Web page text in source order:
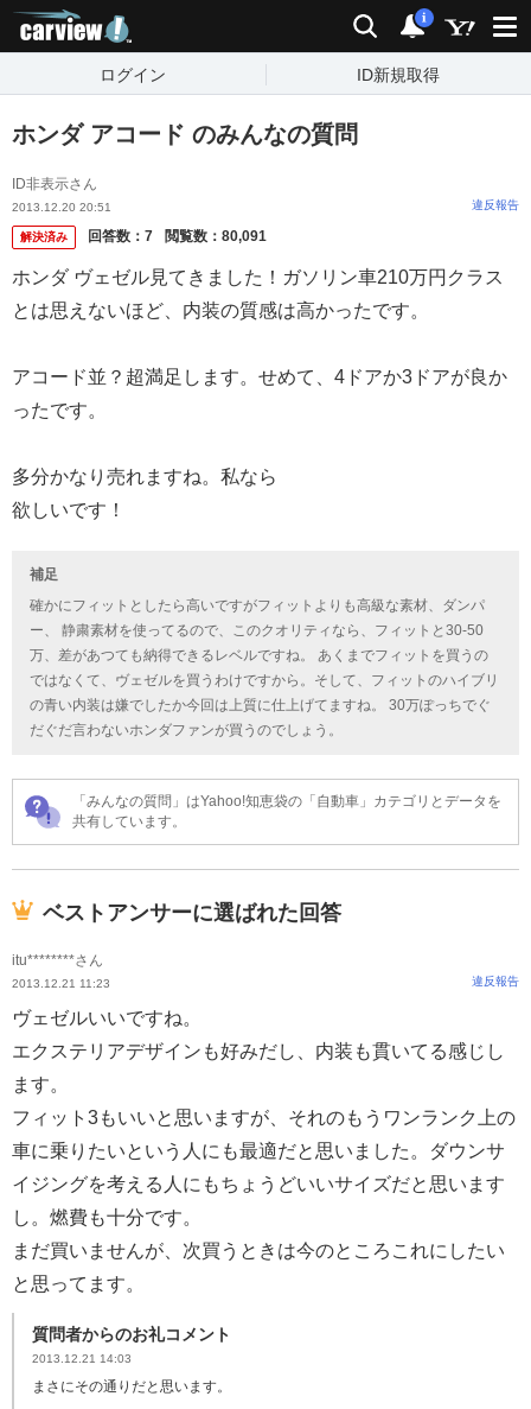
検索 通知
i
ログイン ID新規取得
ホンダ アコード のみんなの質問
ID非表示さん
2013.12.20 20:51 違反報告
解決済み 回答数： 7 閲覧数： 80,091
ホンダ ヴェゼル見てきました！ガソリン車210万円クラス
とは思えないほど、内装の質感は高かったです。
アコード並？超満足します。せめて、4ドアか3ドアが良か
ったです。
多分かなり売れますね。私なら
欲しいです！
補足
確かにフィットとしたら高いですがフィットよりも高級な素材、ダンパ
ー、 静粛素材を使ってるので、このクオリティなら、フィットと30-50
万、差があつても納得できるレベルですね。 あくまでフィットを買うの
ではなくて、ヴェゼルを買うわけですから。そして、フィットのハイブリ
の青い内装は嫌でしたか今回は上質に仕上げてますね。 30万ぽっちでぐ
だぐだ言わないホンダファンが買うのでしょう。
「みんなの質問」はYahoo!知恵袋の「自動車」カテゴリとデータを
共有しています。
ベストアンサーに選ばれた回答
itu********さん
2013.12.21 11:23 違反報告
ヴェゼルいいですね。
エクステリアデザインも好みだし、内装も貫いてる感じし
ます。
フィット3もいいと思いますが、それのもうワンランク上の
車に乗りたいという人にも最適だと思いました。ダウンサ
イジングを考える人にもちょうどいいサイズだと思います
し。燃費も十分です。
まだ買いませんが、次買うときは今のところこれにしたい
と思ってます。
質問者からのお礼コメント
2013.12.21 14:03
まさにその通りだと思います。